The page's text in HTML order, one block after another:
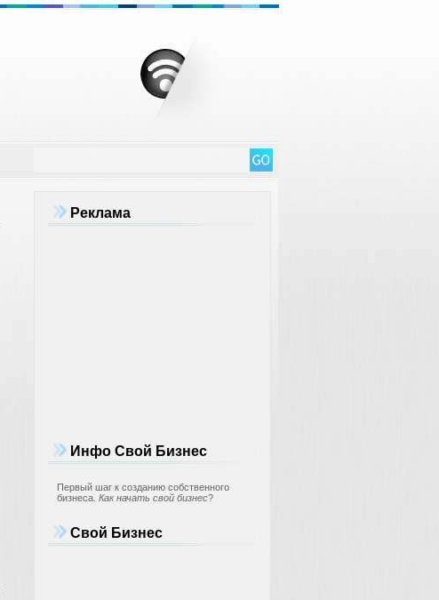
Реклама
Инфо Свой Бизнес
Первый шаг к созданию собственного
бизнеса. Как начать свой бизнес?
Свой Бизнес